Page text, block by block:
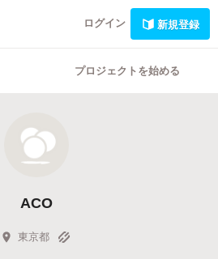
ログイン 新規登録
プロジェクトを始める
ACO
東京都